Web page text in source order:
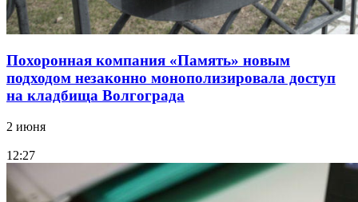
Похоронная компания «Память» новым
подходом незаконно монополизировала доступ
на кладбища Волгограда
2 июня
12:27